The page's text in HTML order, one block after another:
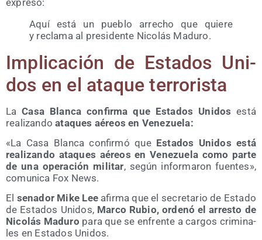
Aquí está un pue­blo arre­cho que quie­re
y recla­ma al pre­si­den­te Nico­lás Maduro.
Impli­ca­ción de Esta­dos Uni­
dos en el ata­que terrorista
LaCasa Blan­ca con­fir­ma que Esta­dos Uni­dos está
rea­li­zan­doata­ques aéreos en Venezuela:
«La Casa Blan­ca con­fir­mó que Esta­dos Uni­dos está
rea­li­zan­do ata­ques aéreos en Vene­zue­la como par­te
de una ope­ra­ción mili­tar, según infor­ma­ron fuen­tes»,
comu­ni­ca Fox News.
El sena­dor Mike Leeafir­ma que el secre­ta­rio de Esta­do
de Esta­dos Uni­dos, Mar­co Rubio, orde­nó el arres­to de
Nico­lás Madu­ro para que se enfren­te a car­gos cri­mi­na­
les en Esta­dos Unidos.